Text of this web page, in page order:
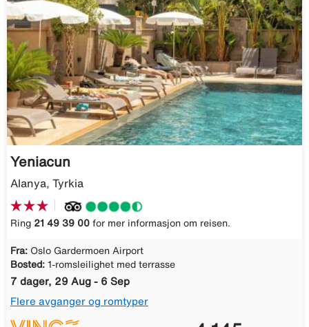
Yeniacun
Alanya, Tyrkia
Ring 21 49 39 00 for mer informasjon om reisen.
Fra: Oslo Gardermoen Airport
Bosted: 1-romsleilighet med terrasse
7 dager, 29 Aug - 6 Sep
Flere avganger og romtyper